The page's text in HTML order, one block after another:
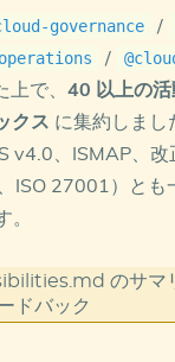
本数を再カウント
ました。数値の
頼性を支える基本
レビューが効果
ークロードを運用
1 は一時的に中央
降でガバナンスと
に連邦要素を拡大
1）
: CCoE 専任
でスタート、社内
に責任を委譲
責任分担モデルと
フィードバック
governance /
/
で、 40 以上の
クス に集約しまし
v4.0、ISMAP、
ISO 27001）とも
のサマ
ドバック